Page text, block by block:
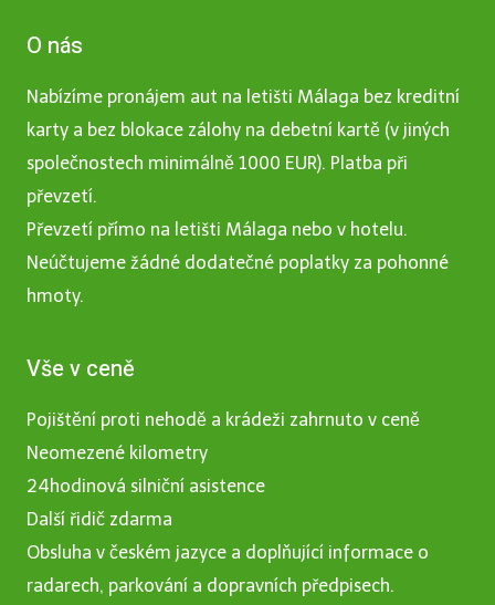
O nás
Nabízíme pronájem aut na letišti Málaga bez kreditní
karty a bez blokace zálohy na debetní kartě (v jiných
společnostech minimálně 1000 EUR). Platba při
převzetí.
Převzetí přímo na letišti Málaga nebo v hotelu.
Neúčtujeme žádné dodatečné poplatky za pohonné
hmoty.
Vše v ceně
Pojištění proti nehodě a krádeži zahrnuto v ceně
Neomezené kilometry
24hodinová silniční asistence
Další řidič zdarma
Obsluha v českém jazyce a doplňující informace o
radarech, parkování a dopravních předpisech.